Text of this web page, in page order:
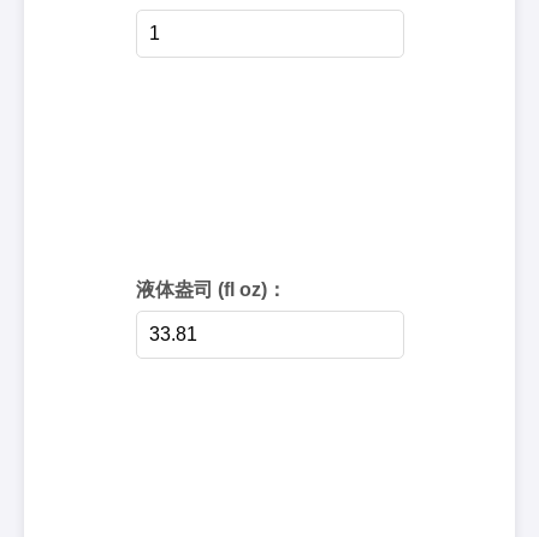
液体盎司 (fl oz)：